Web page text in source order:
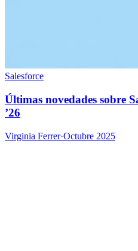
Salesforce
Últimas novedades sobre
’26
Virginia Ferrer·Octubre 2025